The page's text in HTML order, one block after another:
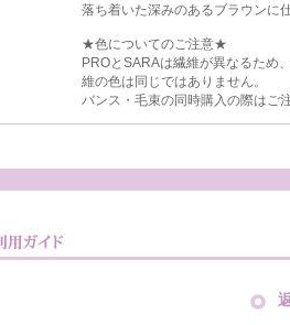
落ち着いた深みのあるブラウンに
★色についてのご注意★
PROとSARAは繊維が異なるため
維の色は同じではありません。
バンス・毛束の同時購入の際はご